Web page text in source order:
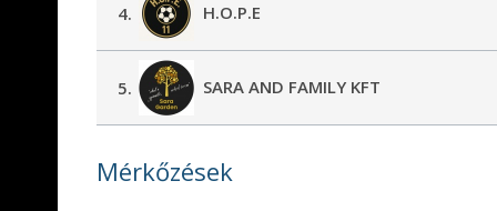
4. H.O.P.E
5. SARA AND FAMILY KFT
Mérkőzések